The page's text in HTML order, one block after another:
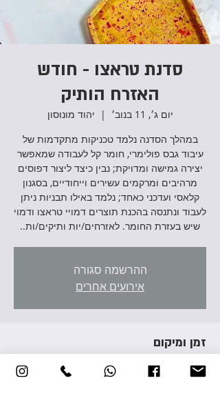
סדנת טראצו - חודש
האזרח הותיק
יום ג׳, 11 בנוב׳
  |
יהוד מונוסון
במהלך הסדנה נלמד טכניקות מתקדמות של
עיבוד גבס פולימרי, חומר קל לעבודה שמאפשר
יצירה גמישה ומדויקת; נבין כיצד ליצור דפוסים
מרהיבים ומרקמים עשירים וייחודיים, בסגנון
קלאסי ועדכני כאחד; נלמד באילו תבניות ניתן
לעבוד ונתנסה בהכנת תוצרים דמויי טראצו ודמוי
שיש בעזרת החומר. לאזרחים/יות ותיקים/ות..
ההרשמה סגורה
אירועים אחרים
זמן ומיקום
11 בנוב׳ 2025, 11:00 – 14:00